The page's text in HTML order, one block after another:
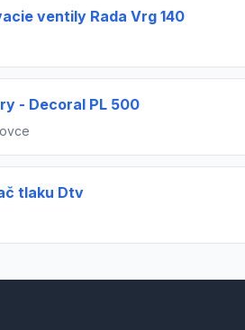
ventily Rada Vrg 140
- Decoral PL 500
tlaku Dtv